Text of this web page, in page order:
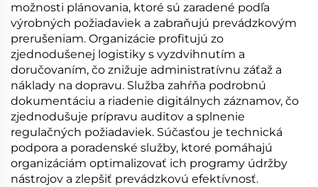
možnosti plánovania, ktoré sú zaradené podľa
výrobných požiadaviek a zabraňujú prevádzkovým
prerušeniam. Organizácie profitujú zo
zjednodušenej logistiky s vyzdvihnutím a
doručovaním, čo znižuje administratívnu záťaž a
náklady na dopravu. Služba zahŕňa podrobnú
dokumentáciu a riadenie digitálnych záznamov, čo
zjednodušuje prípravu auditov a splnenie
regulačných požiadaviek. Súčasťou je technická
podpora a poradenské služby, ktoré pomáhajú
organizáciám optimalizovať ich programy údržby
nástrojov a zlepšiť prevádzkovú efektívnosť.